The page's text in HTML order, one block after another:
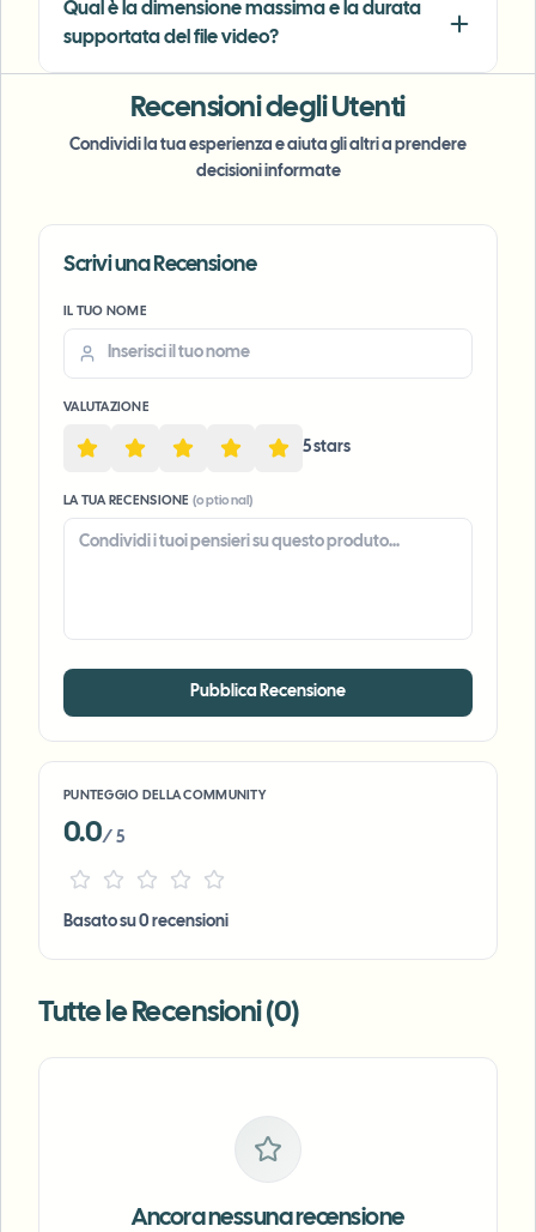
Marketing Director•TechStart Inc.
Qual è la dimensione massima e la durata
supportata del file video?
Recensioni degli Utenti
Condividi la tua esperienza e aiuta gli altri a prendere
decisioni informate
Scrivi una Recensione
IL TUO NOME
VALUTAZIONE
5stars
LA TUA RECENSIONE (optional)
Pubblica Recensione
PUNTEGGIO DELLA COMMUNITY
0.0/ 5
Basato su 0 recensioni
Tutte le Recensioni (0)
Ancora nessuna recensione